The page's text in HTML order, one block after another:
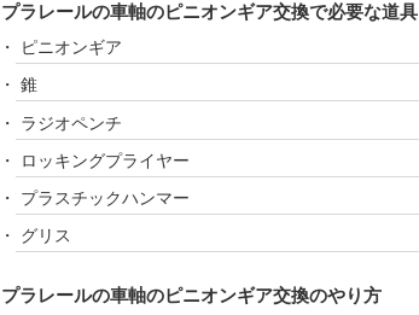
プラレールの車軸のピニオンギア交換で必要な道具
ピニオンギア
錐
ラジオペンチ
ロッキングプライヤー
プラスチックハンマー
グリス
プラレールの車軸のピニオンギア交換のやり方